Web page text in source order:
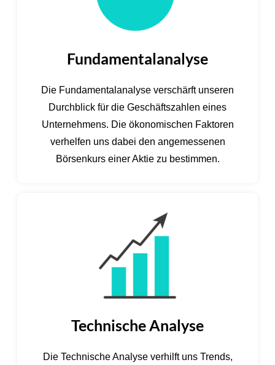
Fundamentalanalyse
Die Fundamentalanalyse verschärft unseren
Durchblick für die Geschäftszahlen eines
Unternehmens. Die ökonomischen Faktoren
verhelfen uns dabei den angemessenen
Börsenkurs einer Aktie zu bestimmen.
Technische Analyse
Die Technische Analyse verhilft uns Trends,